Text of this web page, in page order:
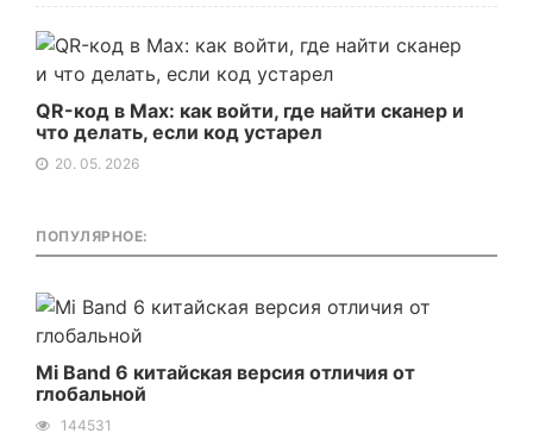
QR-код в Max: как войти, где найти сканер и
что делать, если код устарел
20. 05. 2026
ПОПУЛЯРНОЕ:
Mi Band 6 китайская версия отличия от
глобальной
144531